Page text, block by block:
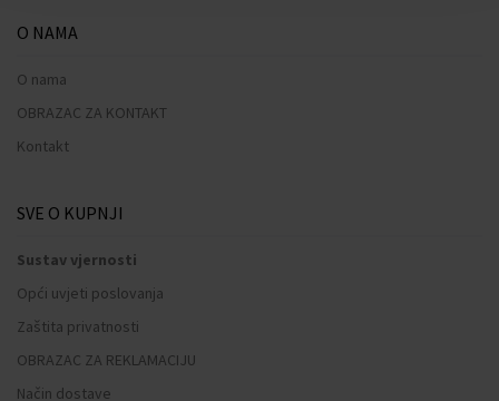
O NAMA
O nama
OBRAZAC ZA KONTAKT
Kontakt
SVE O KUPNJI
Sustav vjernosti
Opći uvjeti poslovanja
Zaštita privatnosti
OBRAZAC ZA REKLAMACIJU
Način dostave